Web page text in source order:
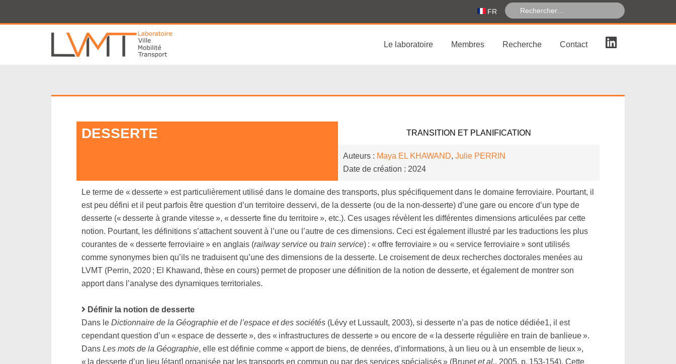
FR
Le laboratoire Membres Recherche Contact
DESSERTE TRANSITION ET PLANIFICATION
Auteurs : Maya EL KHAWAND, Julie PERRIN
Date de création : 2024
Le terme de « desserte » est particulièrement utilisé dans le domaine des transports, plus spécifiquement dans le domaine ferroviaire. Pourtant, il
est peu défini et il peut parfois être question d’un territoire desservi, de la desserte (ou de la non-desserte) d’une gare ou encore d’un type de
desserte (« desserte à grande vitesse », « desserte fine du territoire », etc.). Ces usages révèlent les différentes dimensions articulées par cette
notion. Pourtant, les définitions s’attachent souvent à l’une ou l’autre de ces dimensions. Ceci est également illustré par les traductions les plus
courantes de « desserte ferroviaire » en anglais (railway service ou train service) : « offre ferroviaire » ou « service ferroviaire » sont utilisés
comme synonymes bien qu’ils ne traduisent qu’une des dimensions de la desserte. Le croisement de deux recherches doctorales menées au
LVMT (Perrin, 2020 ; El Khawand, thèse en cours) permet de proposer une définition de la notion de desserte, et également de montrer son
apport dans l’analyse des dynamiques territoriales.
Définir la notion de desserte
Dans le Dictionnaire de la Géographie et de l’espace et des sociétés (Lévy et Lussault, 2003), si desserte n’a pas de notice dédiée1, il est
cependant question d’un « espace de desserte », des « infrastructures de desserte » ou encore de « la desserte régulière en train de banlieue ».
Dans Les mots de la Géographie, elle est définie comme « apport de biens, de denrées, d’informations, à un lieu ou à un ensemble de lieux »,
« la desserte d’un lieu [étant] organisée par les transports en commun ou par des services spécialisés » (Brunetet al., 2005, p. 153-154). Cette